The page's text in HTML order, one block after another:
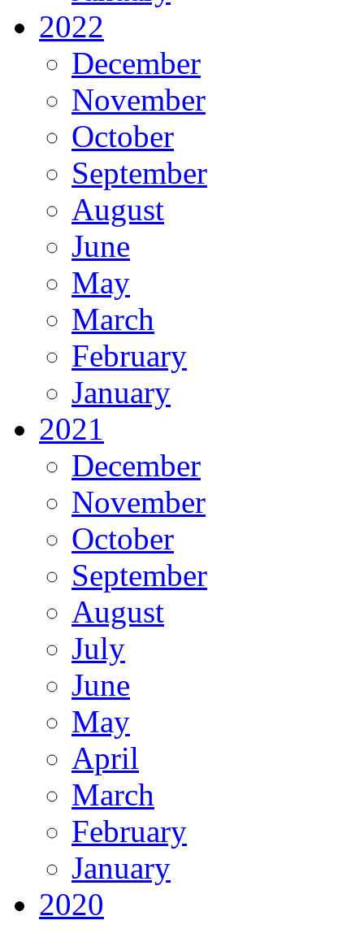
2022
December
November
October
September
August
June
May
March
February
January
2021
December
November
October
September
August
July
June
May
April
March
February
January
2020